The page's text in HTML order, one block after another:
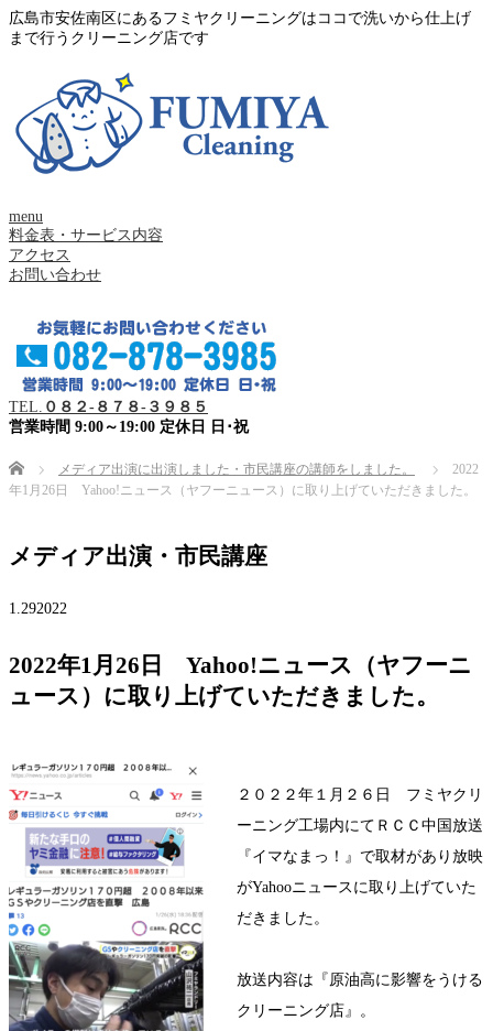
広島市安佐南区にあるフミヤクリーニングはココで洗いから仕上げ
まで行うクリーニング店です
menu
料金表・サービス内容
アクセス
お問い合わせ
TEL. ０８２-８７８-３９８５
営業時間 9:00～19:00 定休日 日･祝
Home メディア出演に出演しました・市民講座の講師をしました。
2022
年1月26日 Yahoo!ニュース（ヤフーニュース）に取り上げていただきました。
メディア出演・市民講座
1.292022
2022年1月26日 Yahoo!ニュース（ヤフーニ
ュース）に取り上げていただきました。
２０２２年１月２６日 フミヤクリ
ーニング工場内にてＲＣＣ中国放送
『イマなまっ！』で取材があり放映
がYahooニュースに取り上げていた
だきました。
放送内容は『原油高に影響をうける
クリーニング店』。